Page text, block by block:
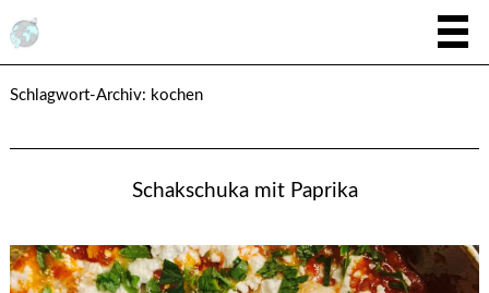
Schlagwort-Archiv: kochen
Schakschuka mit Paprika